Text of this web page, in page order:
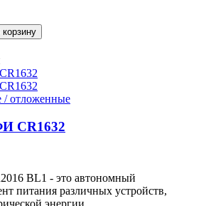
/ отложенные
CR1632
BL1 - это автономный
питания различных устройств,